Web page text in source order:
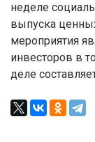
неделе
выпуска
мероприятия
инвесторов в
деле